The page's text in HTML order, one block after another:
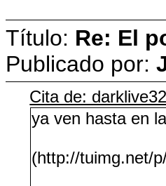
Título: Re: El
Publicado por:
Cita de:
ya ven hasta en
(http://tuimg.net/